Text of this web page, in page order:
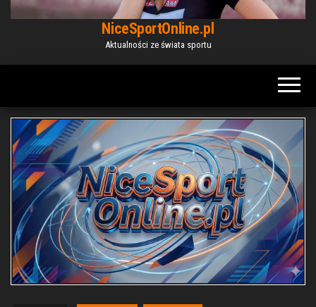
NiceSportOnline.pl
Aktualności ze świata sportu